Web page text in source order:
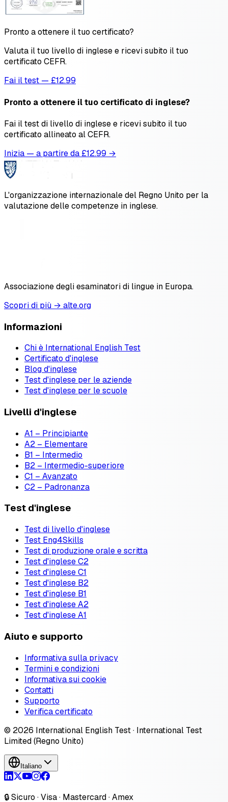
Pronto a ottenere il tuo certificato?
Valuta il tuo livello di inglese e ricevi subito il tuo
certificato CEFR.
Fai il test — £12.99
Pronto a ottenere il tuo certificato di inglese?
Fai il test di livello di inglese e ricevi subito il tuo
certificato allineato al CEFR.
Inizia — a partire da £12.99 →
L'organizzazione internazionale del Regno Unito per la
valutazione delle competenze in inglese.
Associazione degli esaminatori di lingue in Europa.
Scopri di più → alte.org
Informazioni
Chi è International English Test
Certificato d'inglese
Blog d'inglese
Test d'inglese per le aziende
Test d'inglese per le scuole
Livelli d'inglese
A1 – Principiante
A2 – Elementare
B1 – Intermedio
B2 – Intermedio-superiore
C1 – Avanzato
C2 – Padronanza
Test d'inglese
Test di livello d'inglese
Test Eng4Skills
Test di produzione orale e scritta
Test d'inglese C2
Test d'inglese C1
Test d'inglese B2
Test d'inglese B1
Test d'inglese A2
Test d'inglese A1
Aiuto e supporto
Informativa sulla privacy
Termini e condizioni
Informativa sui cookie
Contatti
Supporto
Verifica certificato
© 2026 International English Test · International Test
Limited (Regno Unito)
Italiano
🔒 Sicuro · Visa · Mastercard · Amex